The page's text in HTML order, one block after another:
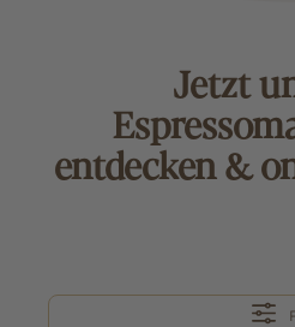
Jetzt
entdecken &